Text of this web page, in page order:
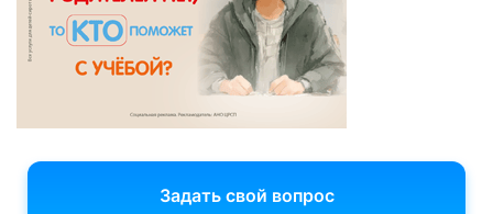
Задать свой вопрос